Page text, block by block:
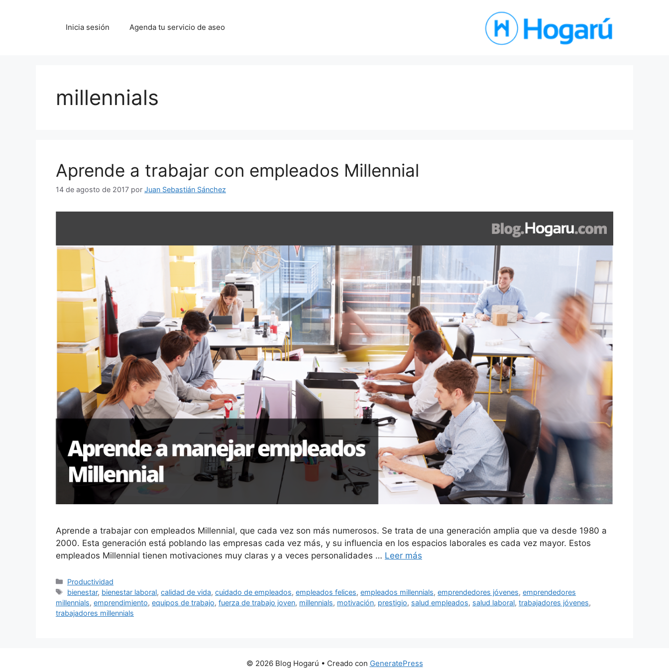
Inicia sesión Agenda tu servicio de aseo
millennials
Aprende a trabajar con empleados Millennial
14 de agosto de 2017 por Juan Sebastián Sánchez
Aprende a trabajar con empleados Millennial, que cada vez son más numerosos. Se trata de una generación amplia que va desde 1980 a
2000. Esta generación está poblando las empresas cada vez más, y su influencia en los espacios laborales es cada vez mayor. Estos
empleados Millennial tienen motivaciones muy claras y a veces personalidades … Leer más
Categorías
Productividad
Etiquetas
bienestar, bienestar laboral,calidad de vida,cuidado de empleados,empleados felices,empleados millennials,emprendedores jóvenes,emprendedores
millennials, emprendimiento, equipos de trabajo, fuerza de trabajo joven, millennials, motivación, prestigio, salud empleados, salud laboral, trabajadores jóvenes,
trabajadores millennials
© 2026 Blog Hogarú • Creado con GeneratePress